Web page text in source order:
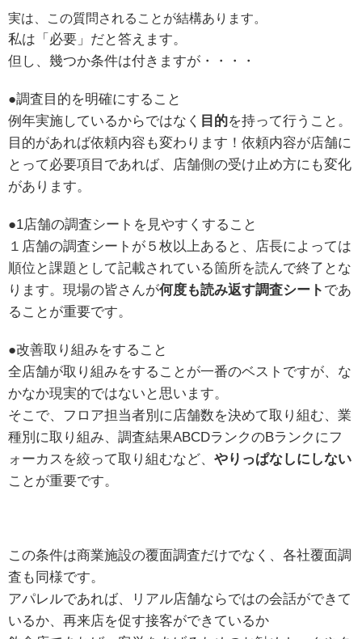
実は、この質問されることが結構あります。
私は「必要」だと答えます。
但し、幾つか条件は付きますが・・・・
●調査目的を明確にすること
例年実施しているからではなく 目的を持って行うこと。
目的があれば依頼内容も変わります！依頼内容が店舗に
とって必要項目であれば、店舗側の受け止め方にも変化
があります。
●1店舗の調査シートを見やすくすること
１店舗の調査シートが５枚以上あると、店長によっては
順位と課題として記載されている箇所を読んで終了とな
ります。現場の皆さんが何度も読み返す調査シート であ
ることが重要です。
●改善取り組みをすること
全店舗が取り組みをすることが一番のベストですが、な
かなか現実的ではないと思います。
そこで、フロア担当者別に店舗数を決めて取り組む、業
種別に取り組み、調査結果ABCDランクのBランクにフ
ォーカスを絞って取り組むなど、 やりっぱなしにしない
ことが重要です。
この条件は商業施設の覆面調査だけでなく、各社覆面調
査も同様です。
アパレルであれば、リアル店舗ならではの会話ができて
いるか、再来店を促す接客ができているか